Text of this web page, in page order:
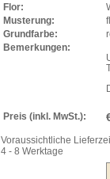
Flor:
Musterung:
Grundfarbe:
Bemerkungen:
Preis (inkl. MwSt.):
Voraussichtliche
4 - 8 Werktage